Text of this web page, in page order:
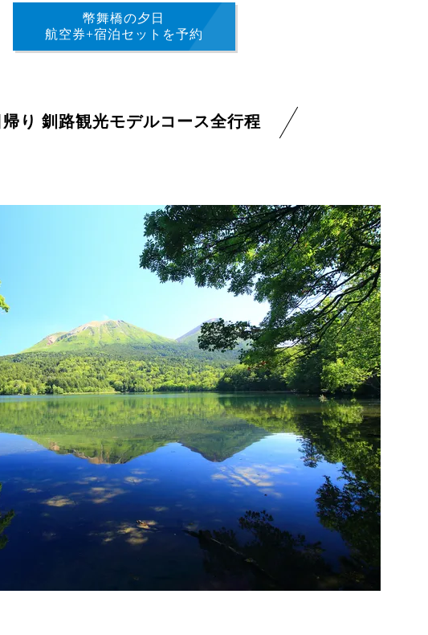
幣舞橋の夕日
航空券+宿泊セットを予約
帰り 釧路観光モデルコース全行程